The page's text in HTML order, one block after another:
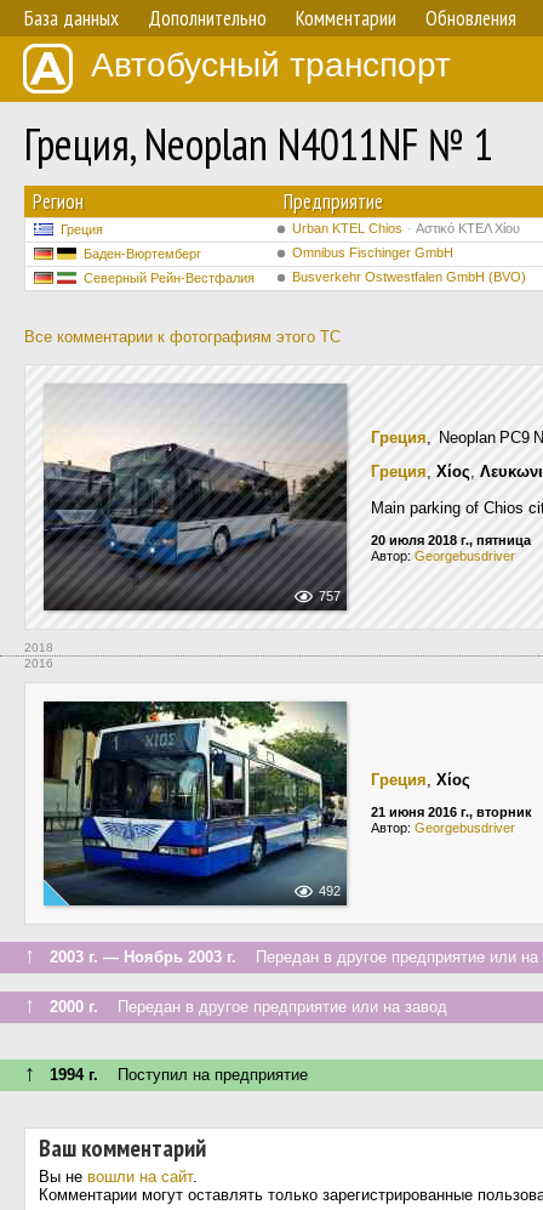
База данных Дополнительно Комментарии Обновления
Автобусный транспорт
Греция, Neoplan N4011NF № 1
Регион Предприятие
Греция Urban KTEL Chios
Αστικό ΚΤΕΛ Χίου
Баден-Вюртемберг
Omnibus Fischinger GmbH
Северный Рейн-Вестфалия
Busverkehr Ostwestfalen GmbH (BVO)
Все комментарии к фотографиям этого ТС
757
Греция, Neoplan PC9
Греция, Χίος,
Main parking of Chios
20 июля 2018 г., пятница
Автор: Georgebusdriver
2018
2016
492
Греция, Χίος
21 июня 2016 г., вторник
Автор: Georgebusdriver
↑ 2003 г. — Ноябрь 2003 г. Передан в другое предприятие или на
↑ 2000 г. Передан в другое предприятие или на завод
↑ 1994 г. Поступил на предприятие
Ваш комментарий
Вы не вошли на сайт.
Комментарии могут оставлять только зарегистрированные